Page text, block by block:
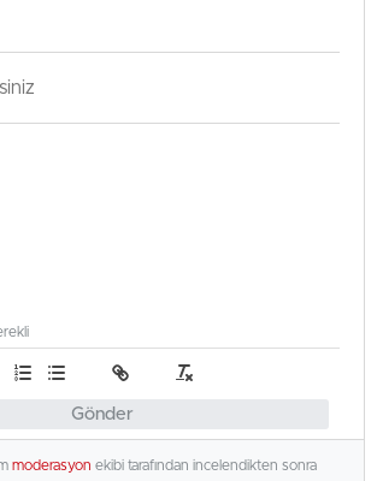
Gönder
moderasyon ekibi tarafından incelendikten sonra